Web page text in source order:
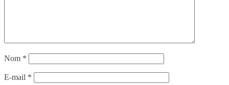
Nom *
E-mail *